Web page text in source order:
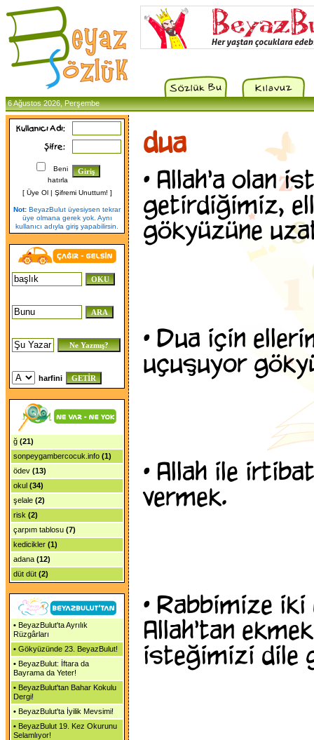
6 Ağustos 2026, Perşembe
Beni
hatırla
[ Üye Ol| Şifremi Unuttum! ]
Not: BeyazBulut üyesiysen tekrar
üye olmana gerek yok. Aynı
kullanıcı adıyla giriş yapabilirsin.
harfini
ğ (21)
sonpeygambercocuk.info (1)
ödev (13)
okul (34)
şelale (2)
risk (2)
çarpım tablosu (7)
kedicikler (1)
adana (12)
düt düt (2)
• BeyazBulut'ta Ayrılık
Rüzgârları
• Gökyüzünde 23. BeyazBulut!
• BeyazBulut: İftara da
Bayrama da Yeter!
• BeyazBulut'tan Bahar Kokulu
Dergi!
• BeyazBulut'ta İyilik Mevsimi!
• BeyazBulut 19. Kez Okurunu
Selamlıyor!
dua
•Allah'a olan
getirdiğimiz,
gökyüzüne
•Dua için
uçuşuyor
•Allah ile
vermek.
•Rabbimize iki
Allah'tan
isteğimizi dile